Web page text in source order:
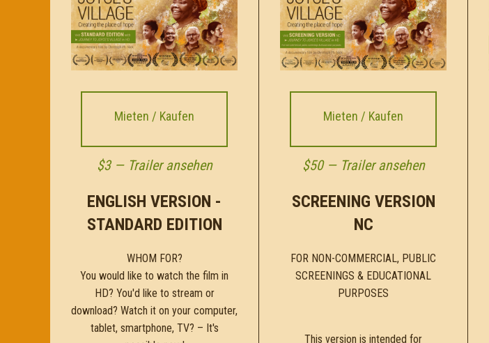
Mieten / Kaufen
$3 — Trailer ansehen
ENGLISH VERSION -
STANDARD EDITION
WHOM FOR?
You would like to watch the film in
HD? You'd like to stream or
download? Watch it on your computer,
tablet, smartphone, TV? – It's
Mieten / Kaufen
$50 — Trailer ansehen
SCREENING VERSION
NC
FOR NON-COMMERCIAL, PUBLIC
SCREENINGS & EDUCATIONAL
PURPOSES
This version is intended for